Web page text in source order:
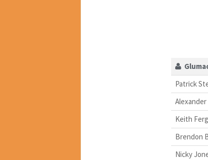
Patrick
Alexander
Keith
Brendon
Nicky